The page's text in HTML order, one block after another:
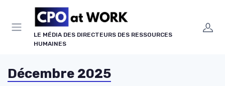
LE MÉDIA DES DIRECTEURS DES RESSOURCES
HUMAINES
Décembre 2025
Panneau de gestion des cookies